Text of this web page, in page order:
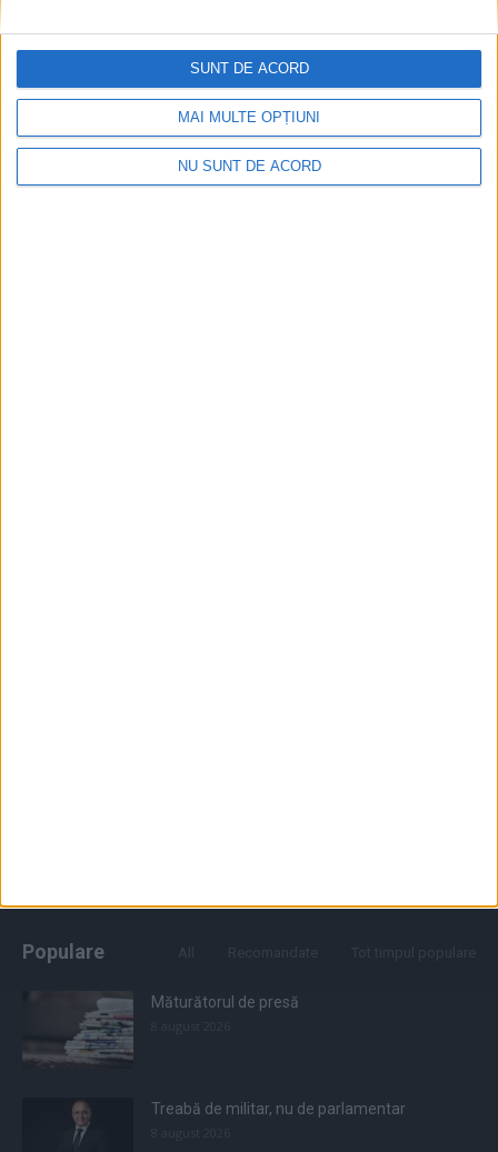
MAI MULTE OPȚIUNI
NU SUNT DE ACORD
SUNT DE ACORD
Populare
Măturătorul de presă
Treabă de militar, nu de parlamentar